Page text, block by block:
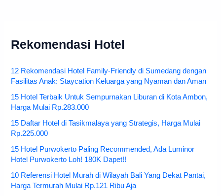
Rekomendasi Hotel
12 Rekomendasi Hotel Family-Friendly di Sumedang dengan
Fasilitas Anak: Staycation Keluarga yang Nyaman dan Aman
15 Hotel Terbaik Untuk Sempurnakan Liburan di Kota Ambon,
Harga Mulai Rp.283.000
15 Daftar Hotel di Tasikmalaya yang Strategis, Harga Mulai
Rp.225.000
15 Hotel Purwokerto Paling Recommended, Ada Luminor
Hotel Purwokerto Loh! 180K Dapet!!
10 Referensi Hotel Murah di Wilayah Bali Yang Dekat Pantai,
Harga Termurah Mulai Rp.121 Ribu Aja